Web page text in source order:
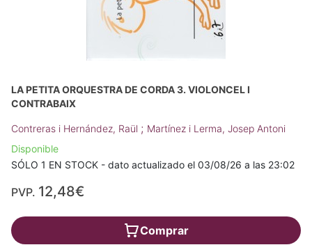
LA PETITA ORQUESTRA DE CORDA 3. VIOLONCEL I
CONTRABAIX
Contreras i Hernández, Raül ; Martínez i Lerma, Josep Antoni
Disponible
SÓLO 1 EN STOCK - dato actualizado el 03/08/26 a las 23:02
PVP. 12,48€
Comprar